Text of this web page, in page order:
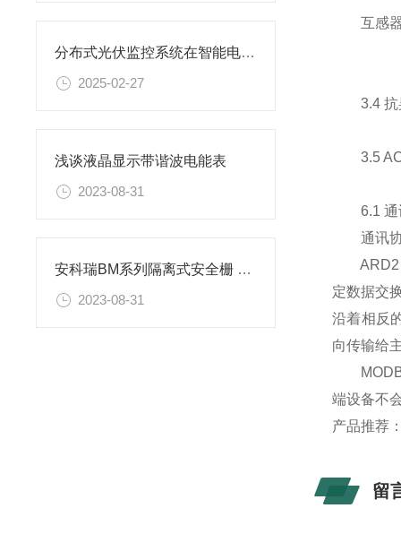
分布式光伏监控系统在智能电网中的角色
2025-02-27
浅谈液晶显示带谐波电能表
2023-08-31
安科瑞BM系列隔离式安全栅 、信号隔离器
2023-08-31
互感器
3.4 抗
3.5
6.1 通
通讯协
ARD2
定数据交
沿着相反
向传输给
端设备不
产品推荐
留